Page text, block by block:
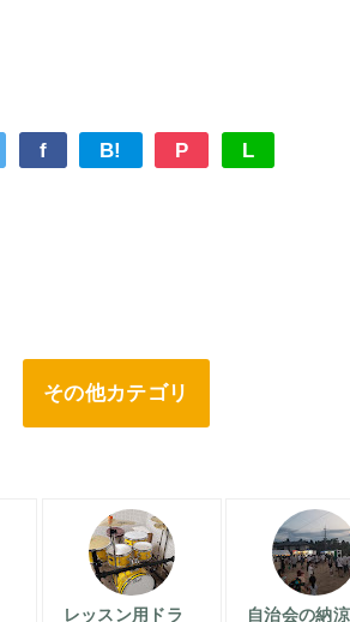
f B! P L
その他カテゴリ
レッスン用ドラ
自治会の納